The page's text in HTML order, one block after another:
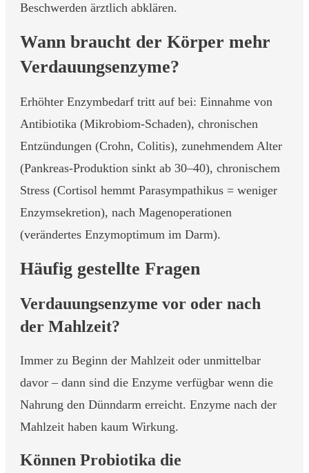
Beschwerden ärztlich abklären.
Wann braucht der Körper mehr
Verdauungsenzyme?
Erhöhter Enzymbedarf tritt auf bei: Einnahme von
Antibiotika (Mikrobiom-Schaden), chronischen
Entzündungen (Crohn, Colitis), zunehmendem Alter
(Pankreas-Produktion sinkt ab 30–40), chronischem
Stress (Cortisol hemmt Parasympathikus = weniger
Enzymsekretion), nach Magenoperationen
(verändertes Enzymoptimum im Darm).
Häufig gestellte Fragen
Verdauungsenzyme vor oder nach
der Mahlzeit?
Immer zu Beginn der Mahlzeit oder unmittelbar
davor – dann sind die Enzyme verfügbar wenn die
Nahrung den Dünndarm erreicht. Enzyme nach der
Mahlzeit haben kaum Wirkung.
Können Probiotika die